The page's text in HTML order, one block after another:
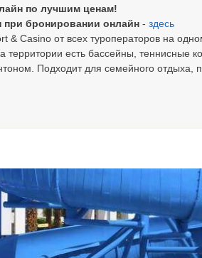
по лучшим ценам!
при бронировании онлайн - здесь
Casino от всех туроператоров на
есть бассейны, теннисные
Подходит для семейного отдыха,